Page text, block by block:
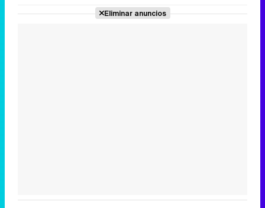
Eliminar anuncios